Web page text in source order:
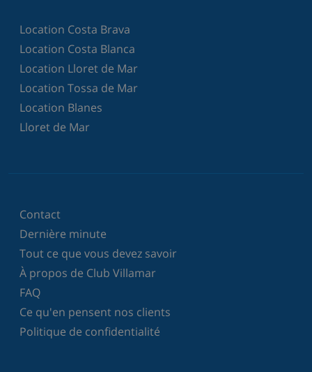
Location Costa Brava
Location Costa Blanca
Location Lloret de Mar
Location Tossa de Mar
Location Blanes
Lloret de Mar
Contact
Dernière minute
Tout ce que vous devez savoir
À propos de Club Villamar
FAQ
Ce qu'en pensent nos clients
Politique de confidentialité